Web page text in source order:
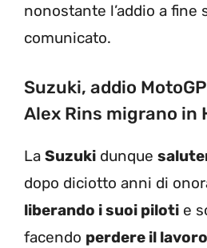
nonostante l’addio a fine
comunicato.
Suzuki, addio
Alex Rins migrano in
La Suzuki dunque
dopo diciotto anni di
liberando i suoi piloti e
facendo perdere il